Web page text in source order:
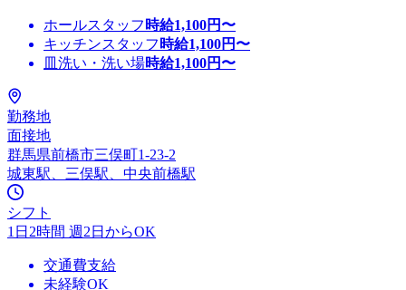
ホールスタッフ 時給1,100円〜
キッチンスタッフ 時給1,100円〜
皿洗い・洗い場時給1,100円〜
勤務地
面接地
群馬県前橋市三俣町1-23-2
城東駅、三俣駅、中央前橋駅
シフト
1日2時間 週2日からOK
交通費支給
未経験OK